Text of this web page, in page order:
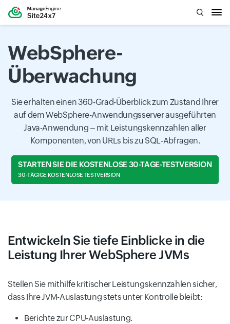
WebSphere-
Überwachung
Sie erhalten einen 360-Grad-Überblick zum Zustand Ihrer
auf dem WebSphere-Anwendungsserver ausgeführten
Java-Anwendung – mit Leistungskennzahlen aller
Komponenten, von URLs bis zu SQL-Abfragen.
STARTEN SIE DIE KOSTENLOSE 30-TAGE-TESTVERSION
30-TÄGIGE KOSTENLOSE TESTVERSION
Entwickeln Sie tiefe Einblicke in die
Leistung Ihrer WebSphere JVMs
Stellen Sie mithilfe kritischer Leistungskennzahlen sicher,
dass Ihre JVM-Auslastung stets unter Kontrolle bleibt:
Berichte zur CPU-Auslastung.